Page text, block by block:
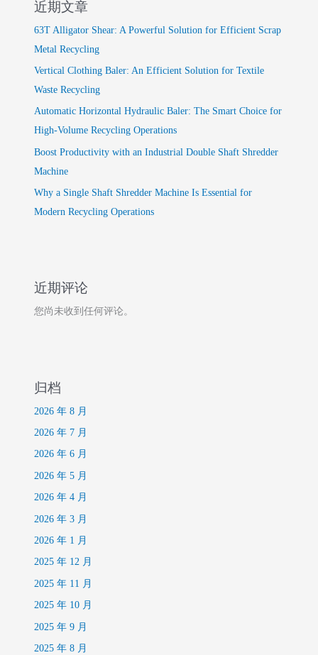
近期文章
63T Alligator Shear: A Powerful Solution for Efficient Scrap
Metal Recycling
Vertical Clothing Baler: An Efficient Solution for Textile
Waste Recycling
Automatic Horizontal Hydraulic Baler: The Smart Choice for
High-Volume Recycling Operations
Boost Productivity with an Industrial Double Shaft Shredder
Machine
Why a Single Shaft Shredder Machine Is Essential for
Modern Recycling Operations
近期评论
您尚未收到任何评论。
归档
2026 年 8 月
2026 年 7 月
2026 年 6 月
2026 年 5 月
2026 年 4 月
2026 年 3 月
2026 年 1 月
2025 年 12 月
2025 年 11 月
2025 年 10 月
2025 年 9 月
2025 年 8 月